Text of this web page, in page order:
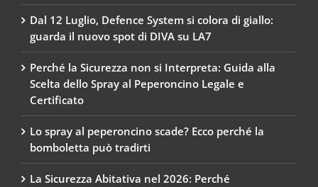
Dal 12 Luglio, Defence System si colora di giallo:
guarda il nuovo spot di DIVA su LA7
Perché la Sicurezza non si Interpreta: Guida alla
Scelta dello Spray al Peperoncino Legale e
Certificato
Lo spray al peperoncino scade? Ecco perché la
bomboletta può tradirti
La Sicurezza Abitativa nel 2026: Perché